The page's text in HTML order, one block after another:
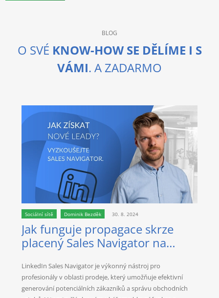
BLOG
O SVÉ KNOW-HOW SE DĚLÍME I S
VÁMI. A ZADARMO
Sociální sítě Dominik Bezděk 30. 8. 2024
Jak funguje propagace skrze
placený Sales Navigator na
LinkedIn Sales Navigator je výkonný nástroj pro
profesionály v oblasti prodeje, který umožňuje efektivní
generování potenciálních zákazníků a správu obchodních